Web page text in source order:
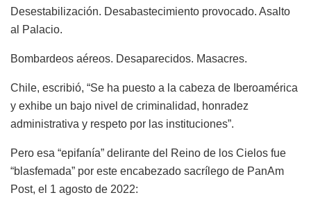
Desestabilización. Desabastecimiento provocado. Asalto
al Palacio.
Bombardeos aéreos. Desaparecidos. Masacres.
Chile, escribió, “Se ha puesto a la cabeza de Iberoamérica
y exhibe un bajo nivel de criminalidad, honradez
administrativa y respeto por las instituciones”.
Pero esa “epifanía” delirante del Reino de los Cielos fue
“blasfemada” por este encabezado sacrílego de PanAm
Post, el 1 agosto de 2022: